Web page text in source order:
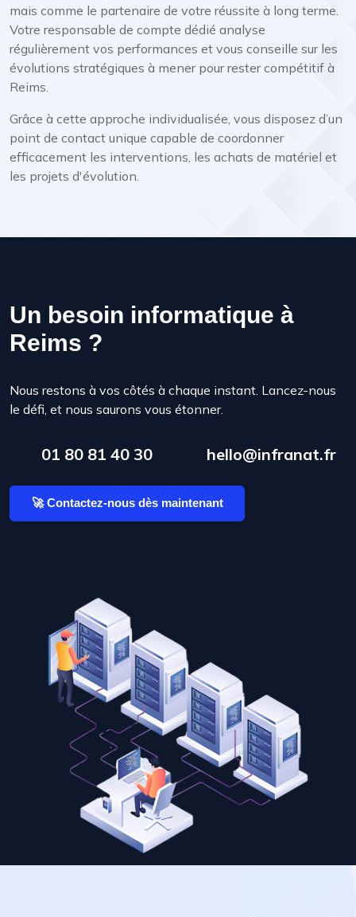
mais comme le partenaire de votre réussite à long terme.
Votre responsable de compte dédié analyse
régulièrement vos performances et vous conseille sur les
évolutions stratégiques à mener pour rester compétitif à
Reims.
Grâce à cette approche individualisée, vous disposez d’un
point de contact unique capable de coordonner
efficacement les interventions, les achats de matériel et
les projets d'évolution.
Un besoin informatique à
Reims ?
Nous restons à vos côtés à chaque instant. Lancez-nous
le défi, et nous saurons vous étonner.
01 80 81 40 30 hello@infranat.fr
🚀 Contactez-nous dès maintenant